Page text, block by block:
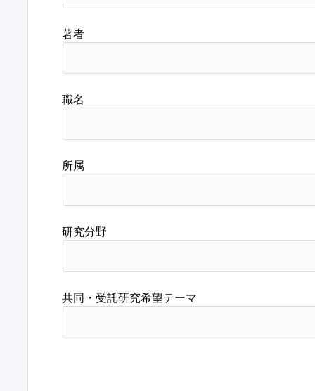
著者
職名
所属
研究分野
共同・受託研究希望テーマ